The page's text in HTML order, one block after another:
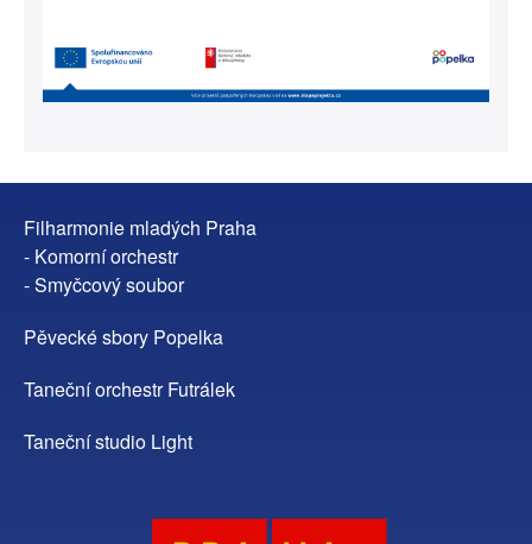
Filharmonie mladých Praha
- Komorní orchestr
- Smyčcový soubor
Pěvecké sbory Popelka
Taneční orchestr Futrálek
Taneční studio Light